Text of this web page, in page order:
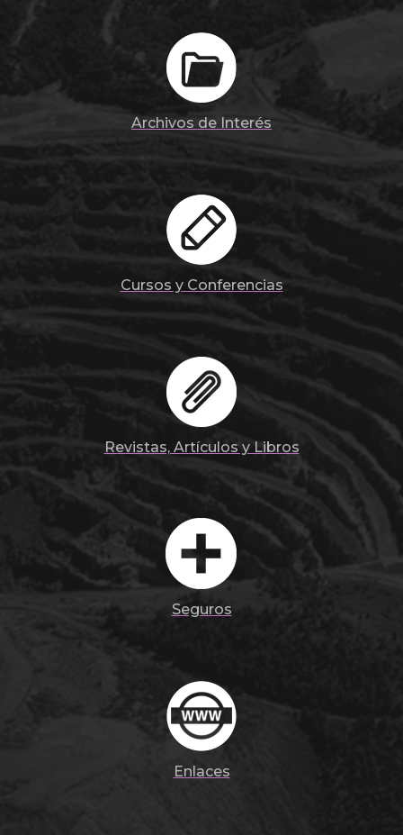
Archivos de Interés
Cursos y Conferencias
Revistas, Artículos y Libros
Seguros
Enlaces